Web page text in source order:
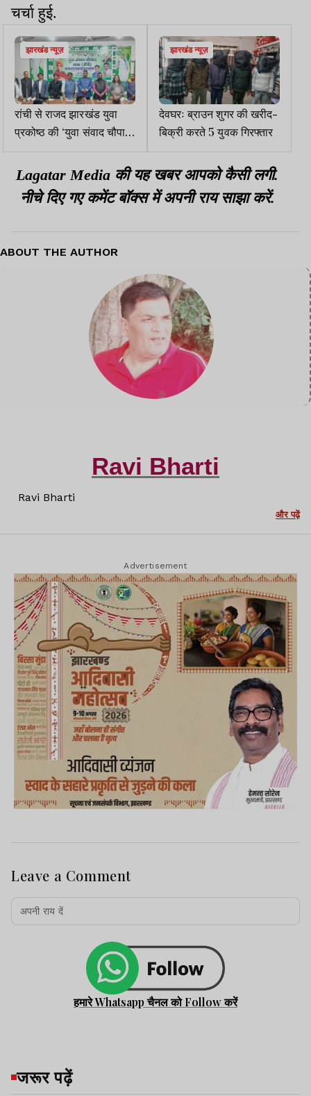
चर्चा हुई.
झारखंड न्यूज़
रांची से राजद झारखंड युवा
प्रकोष्ठ की ‘युवा संवाद चौपाल
यात्रा’ का शुभारंभ
झारखंड न्यूज़
देवघरः ब्राउन शुगर की खरीद-
बिक्री करते 5 युवक गिरफ्तार
Lagatar Media की यह खबर आपको कैसी लगी.
नीचे दिए गए कमेंट बॉक्स में अपनी राय साझा करें.
ABOUT THE AUTHOR
Ravi Bharti
Ravi Bharti
और पढ़ें
Advertisement
Leave a Comment
हमारे Whatsapp चैनल को Follow करें
जरूर पढ़ें